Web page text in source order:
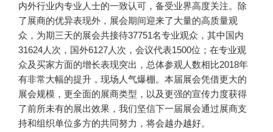
内外行业内专业人士的一致认可，备受业界高度关注。 除
了展商的优异表现外，展会期间迎来了大量的高质量观
众，为期三天的展会共接待37751名专业观众，其中国内
31624人次，国外6127人次，会议代表1500位；在专业观
众及买家方面的增长表现突出，总体参观人数相比2018年
有非常大幅的提升，现场人气爆棚。本届展会凭借更大的
展会规模，更全面的展商类型，以及更强的宣传力度获得
了前所未有的展出效果，我们坚信下一届展会通过展商支
持和组织单位多方的共同努力，将会越办越好。